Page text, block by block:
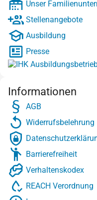
Unser
Stellenangebote
Ausbildung
Presse
Informationen
AGB
Widerrufsbelehrung
Barrierefreiheit
Verhaltenskodex
REACH Verordnung